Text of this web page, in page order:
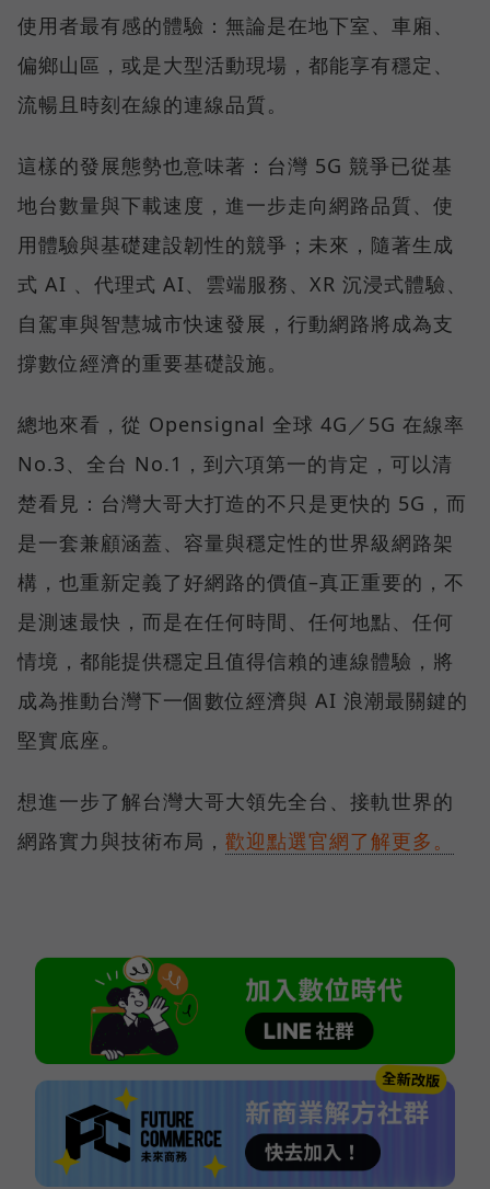
使用者最有感的體驗：無論是在地下室、車廂、
偏鄉山區，或是大型活動現場，都能享有穩定、
流暢且時刻在線的連線品質。
這樣的發展態勢也意味著：台灣 5G 競爭已從基
地台數量與下載速度，進一步走向網路品質、使
用體驗與基礎建設韌性的競爭；未來，隨著生成
式 AI 、代理式 AI、雲端服務、XR 沉浸式體驗、
自駕車與智慧城市快速發展，行動網路將成為支
撐數位經濟的重要基礎設施。
總地來看，從 Opensignal 全球 4G／5G 在線率
No.3、全台 No.1，到六項第一的肯定，可以清
楚看見：台灣大哥大打造的不只是更快的 5G，而
是一套兼顧涵蓋、容量與穩定性的世界級網路架
構，也重新定義了好網路的價值–真正重要的，不
是測速最快，而是在任何時間、任何地點、任何
情境，都能提供穩定且值得信賴的連線體驗，將
成為推動台灣下一個數位經濟與 AI 浪潮最關鍵的
堅實底座。
想進一步了解台灣大哥大領先全台、接軌世界的
網路實力與技術布局， 歡迎點選官網了解更多。